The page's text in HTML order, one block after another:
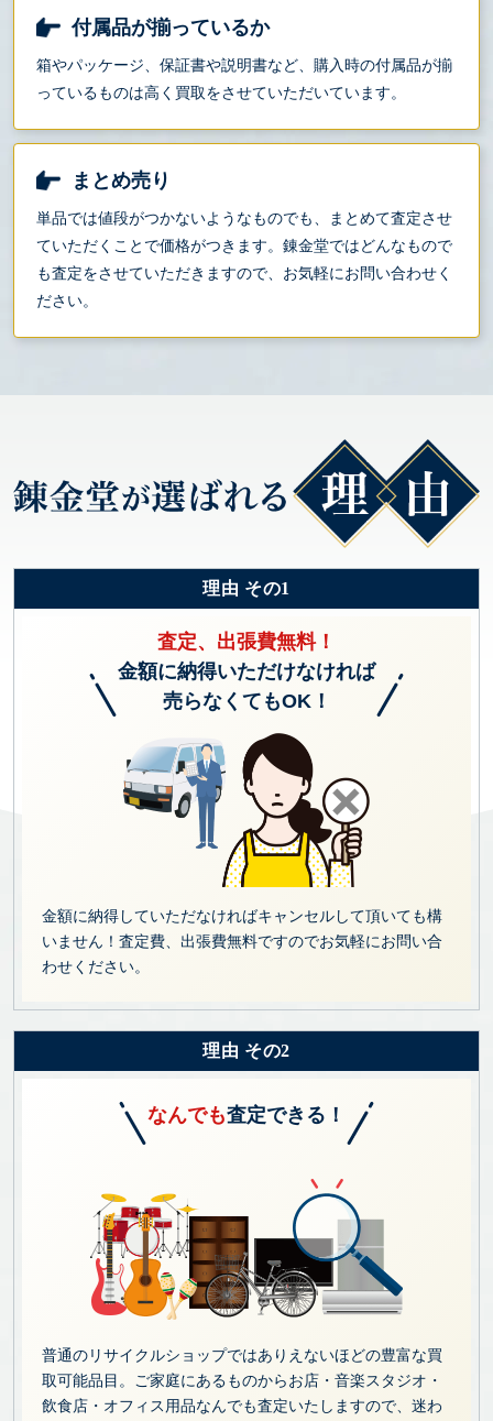
付属品が揃っているか
箱やパッケージ、保証書や説明書など、購入時の付属品が揃
っているものは高く買取をさせていただいています。
まとめ売り
単品では値段がつかないようなものでも、まとめて査定させ
ていただくことで価格がつきます。錬金堂ではどんなもので
も査定をさせていただきますので、お気軽にお問い合わせく
ださい。
理由 その1
査定、出張費無料！
金額に納得いただけなければ
売らなくてもOK！
金額に納得していただなければキャンセルして頂いても構
いません！査定費、出張費無料ですのでお気軽にお問い合
わせください。
理由 その2
なんでも査定できる！
普通のリサイクルショップではありえないほどの豊富な買
取可能品目。ご家庭にあるものからお店・音楽スタジオ・
飲食店・オフィス用品なんでも査定いたしますので、迷わ